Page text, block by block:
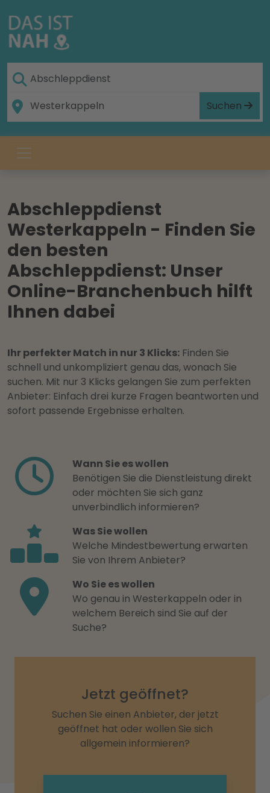
Suchen
Abschleppdienst
Westerkappeln - Finden Sie
den besten
Abschleppdienst: Unser
Online-Branchenbuch hilft
Ihnen dabei
Ihr perfekter Match in nur 3 Klicks: Finden Sie
schnell und unkompliziert genau das, wonach Sie
suchen. Mit nur 3 Klicks gelangen Sie zum perfekten
Anbieter: Einfach drei kurze Fragen beantworten und
sofort passende Ergebnisse erhalten.
Wann Sie es wollen
Benötigen Sie die Dienstleistung direkt
oder möchten Sie sich ganz
unverbindlich informieren?
Was Sie wollen
Welche Mindestbewertung erwarten
Sie von Ihrem Anbieter?
Wo Sie es wollen
Wo genau in Westerkappeln oder in
welchem Bereich sind Sie auf der
Suche?
Jetzt geöffnet?
Suchen Sie einen Anbieter, der jetzt
geöffnet hat oder wollen Sie sich
allgemein informieren?